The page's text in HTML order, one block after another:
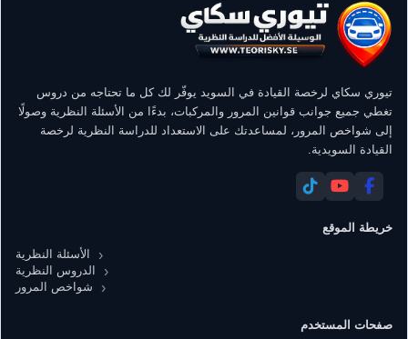
تيوري سكاي لرخصة القيادة في السويد يوفّر لك كل ما تحتاجه من دروس
تغطي جميع جوانب قوانين المرور والمركبات، بدءًا من الأسئلة النظرية وصولًا
إلى شواخص المرور، لمساعدتك على الاستعداد للدراسة النظرية لرخصة
القيادة السويدية.
خريطة الموقع
الأسئلة النظرية
الدروس النظرية
شواخص المرور
صفحات المستخدم